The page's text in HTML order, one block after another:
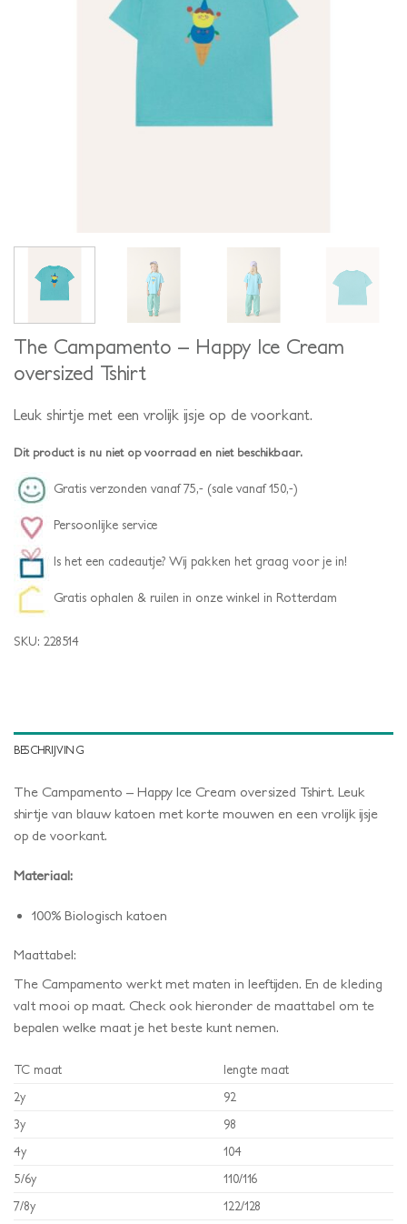
The Campamento – Happy Ice Cream
oversized Tshirt
Leuk shirtje met een vrolijk ijsje op de voorkant.
Dit product is nu niet op voorraad en niet beschikbaar.
Gratis verzonden vanaf 75,- (sale vanaf 150,-)
Persoonlijke service
Is het een cadeautje? Wij pakken het graag voor je in!
Gratis ophalen & ruilen in onze winkel in Rotterdam
SKU: 228514
BESCHRIJVING
The Campamento – Happy Ice Cream oversized Tshirt. Leuk
shirtje van blauw katoen met korte mouwen en een vrolijk ijsje
op de voorkant.
Materiaal:
100% Biologisch katoen
Maattabel:
The Campamento werkt met maten in leeftijden. En de kleding
valt mooi op maat. Check ook hieronder de maattabel om te
bepalen welke maat je het beste kunt nemen.
TC maat
lengte maat
2y
92
3y
98
4y
104
5/6y
110/116
7/8y
122/128